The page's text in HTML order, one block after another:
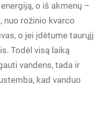
o iš akmenų –
nuo rožinio kvarco
o jei įdėtume taurųjį
Todėl visą laiką
vandens, tada ir
kad vanduo